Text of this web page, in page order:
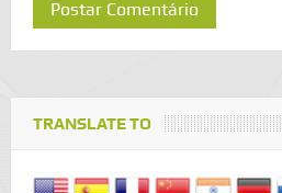
TRANSLATE TO